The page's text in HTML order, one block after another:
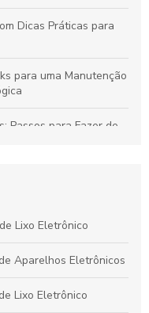
Dicas Práticas para
para uma Manutenção
Passos para Fazer de
Sustentável
para um Futuro
Lixo Eletrônico
Aparelhos Eletrônicos
Lixo Eletrônico